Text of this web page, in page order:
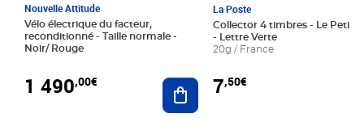
Nouvelle Attitude
Vélo électrique du facteur,
reconditionné - Taille normale -
Noir/ Rouge
1 490,00€ Ajouter au panier
La Poste
Collector 4 timbres - Le Petit
- Lettre Verte
20g / France
7,50€